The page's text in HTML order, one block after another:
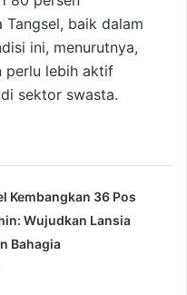
baik dalam
ini, menurutnya,
perlu lebih aktif
sektor swasta.
Kembangkan 36 Pos
Wujudkan Lansia
Bahagia